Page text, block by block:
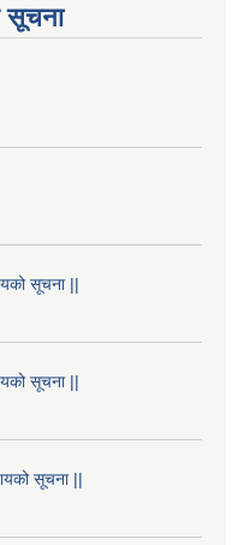
सूचना
सूचना ||
सूचना ||
सूचना ||